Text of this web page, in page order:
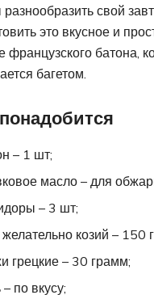
свой
это вкусное и
французского батона,
багетом.
– 1 шт;
масло – для
– 3 шт;
козий – 150
грецкие – 30 грамм;
по вкусу;